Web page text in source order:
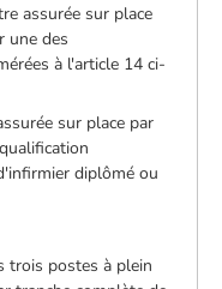
assurée sur place
une des
à l'article 14 ci-
sur place par
diplômé ou
trois postes à plein